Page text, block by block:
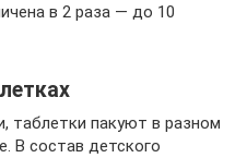
в 2 раза — до 10
таблетки пакуют в разном
В состав детского